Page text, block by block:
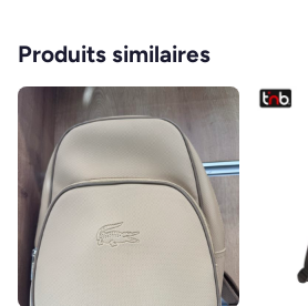
Produits similaires